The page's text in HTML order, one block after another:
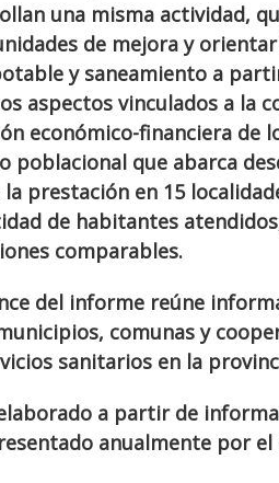
una misma actividad,
de mejora y
y saneamiento a
aspectos vinculados a la
económico-financiera de
poblacional que abarca
prestación en 15
de habitantes
comparables.
del informe reúne
comunas y
sanitarios en la
a partir de
anualmente por el